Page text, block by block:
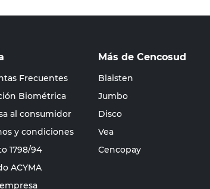
Frecuentes
Biométrica
al consumidor
y condiciones
1798/94
ACYMA
Más de Cencosud
Blaisten
Jumbo
Disco
Vea
Cencopay